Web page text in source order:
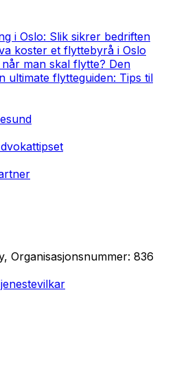
i Oslo: Slik sikrer bedriften
koster et flyttebyrå i Oslo
man skal flytte? Den
ultimate flytteguiden: Tips til
Organisasjonsnummer: 836